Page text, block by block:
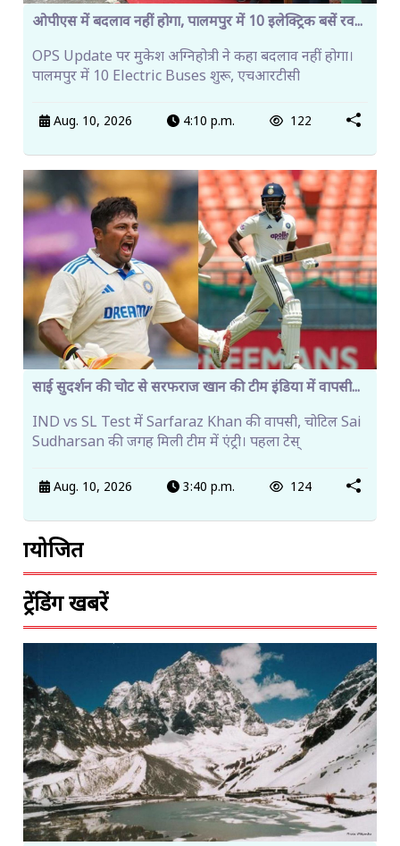
ओपीएस में बदलाव नहीं होगा, पालमपुर में 10 इलेक्ट्रिक बसें रव...
OPS Update पर मुकेश अग्निहोत्री ने कहा बदलाव नहीं होगा।
पालमपुर में 10 Electric Buses शुरू, एचआरटीसी
Aug. 10, 2026 4:10 p.m. 122
साई सुदर्शन की चोट से सरफराज खान की टीम इंडिया में वापसी...
IND vs SL Test में Sarfaraz Khan की वापसी, चोटिल Sai
Sudharsan की जगह मिली टीम में एंट्री। पहला टेस्
Aug. 10, 2026 3:40 p.m. 124
प्रायोजित
ट्रेंडिंग खबरें